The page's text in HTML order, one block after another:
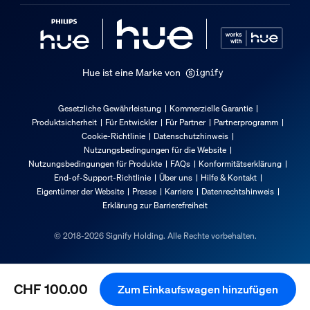
Aktueller Preis ist CHF 100.00
CHF 100.00 Zum Einkaufswagen hinzufügen
929003522901
Gesamte Länge
Gesamte Breite
120 mm
Technische Daten
Hue ist eine Marke von
Gesetzliche Gewährleistung
Kommerzielle Garantie
Produktsicherheit
Für Entwickler Für Partner
Partnerprogramm
Cookie-Richtlinie
Datenschutzhinweis
Nutzungsbedingungen für die Website
Nutzungsbedingungen für Produkte
FAQs
Konformitätserklärung
End-of-Support-Richtlinie
Über uns
Hilfe & Kontakt
Eigentümer der Website
Presse Karriere
Datenrechtshinweis
Erklärung zur Barrierefreiheit
© 2018-2026 Signify Holding. Alle Rechte vorbehalten.